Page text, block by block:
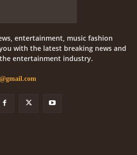
entertainment, music fashion
with the latest breaking news and
entertainment industry.